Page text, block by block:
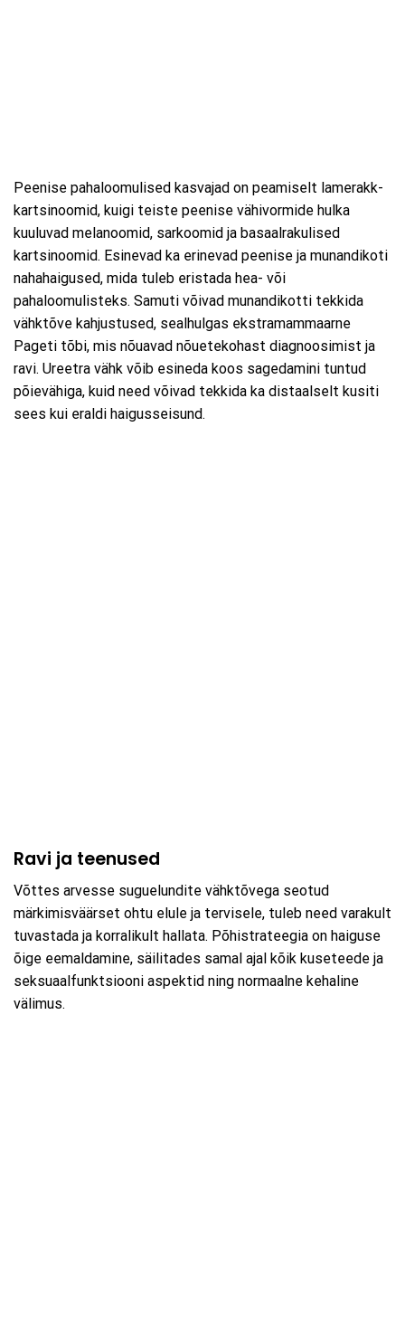
Peenise pahaloomulised kasvajad on peamiselt lamerakk-
kartsinoomid, kuigi teiste peenise vähivormide hulka
kuuluvad melanoomid, sarkoomid ja basaalrakulised
kartsinoomid. Esinevad ka erinevad peenise ja munandikoti
nahahaigused, mida tuleb eristada hea- või
pahaloomulisteks. Samuti võivad munandikotti tekkida
vähktõve kahjustused, sealhulgas ekstramammaarne
Pageti tõbi, mis nõuavad nõuetekohast diagnoosimist ja
ravi. Ureetra vähk võib esineda koos sagedamini tuntud
põievähiga, kuid need võivad tekkida ka distaalselt kusiti
sees kui eraldi haigusseisund.
Ravi ja teenused
Võttes arvesse suguelundite vähktõvega seotud
märkimisväärset ohtu elule ja tervisele, tuleb need varakult
tuvastada ja korralikult hallata. Põhistrateegia on haiguse
õige eemaldamine, säilitades samal ajal kõik kuseteede ja
seksuaalfunktsiooni aspektid ning normaalne kehaline
välimus.